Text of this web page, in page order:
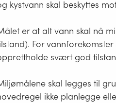
kystvann skal beskyttes
er at alt vann skal nå
For
svært god
skal legges til
ikke planlegge